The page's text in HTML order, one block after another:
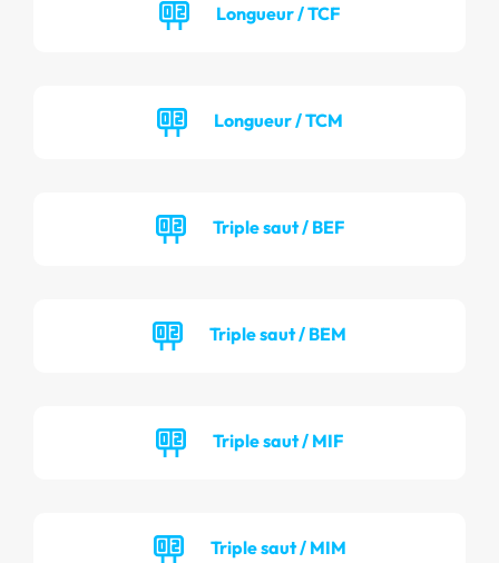
Longueur / TCF
Longueur / TCM
Triple saut / BEF
Triple saut / BEM
Triple saut / MIF
Triple saut / MIM